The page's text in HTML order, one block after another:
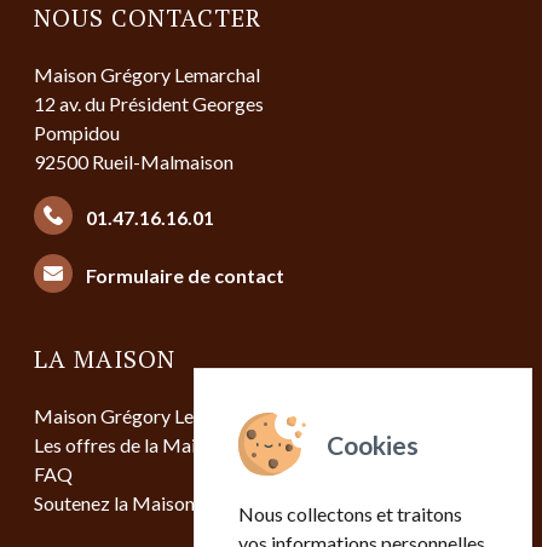
Nous collectons et traitons
NOUS CONTACTER
Maison Grégory Lemarchal
12 av. du Président Georges
Pompidou
92500 Rueil-Malmaison
01.47.16.16.01
Formulaire de contact
LA MAISON
Maison Grégory Lemarchal
Les offres de la Maison
FAQ
Soutenez la Maison